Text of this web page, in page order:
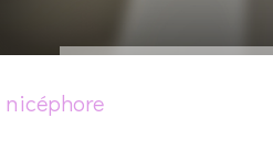
nicéphore